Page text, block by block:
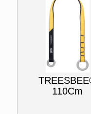
110Cm